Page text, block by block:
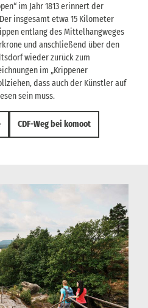
im Jahr 1813 erinnert der
insgesamt etwa 15 Kilometer
entlang des Mittelhangweges
und anschließend über den
wieder zurück zum
im „Krippener
dass auch der Künstler auf
sein muss.
CDF-Weg bei komoot